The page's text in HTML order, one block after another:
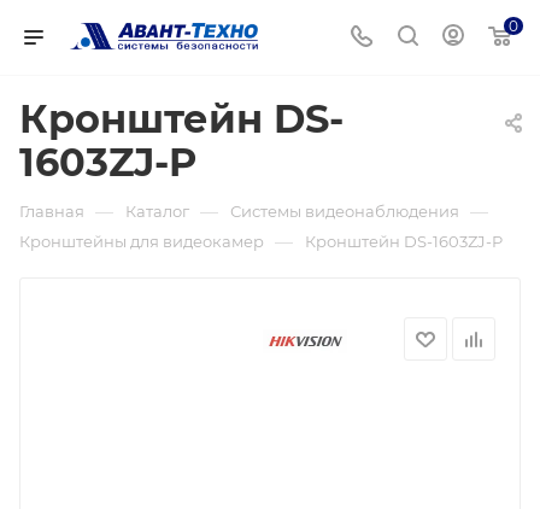
0
Кронштейн DS-
1603ZJ-P
Главная — Каталог — Системы видеонаблюдения —
Кронштейны для видеокамер — Кронштейн DS-1603ZJ-P